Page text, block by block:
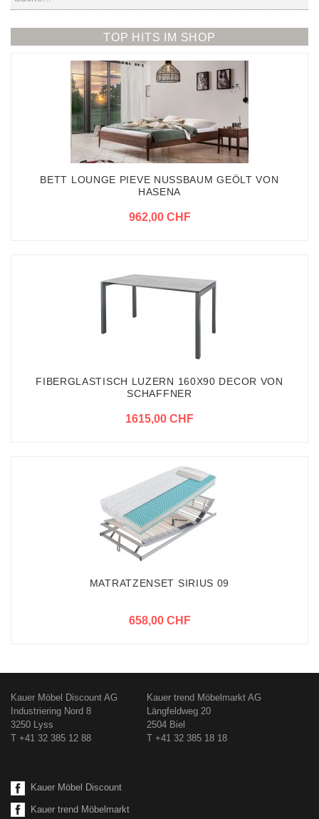
TOP HITS IM SHOP
BETT LOUNGE PIEVE NUSSBAUM GEÖLT VON
HASENA
962,00 CHF
FIBERGLASTISCH LUZERN 160X90 DECOR VON
SCHAFFNER
1615,00 CHF
MATRATZENSET SIRIUS 09
658,00 CHF
Kauer Möbel Discount AG
Industriering Nord 8
3250 Lyss
T +41 32 385 12 88
Kauer trend Möbelmarkt AG
Längfeldweg 20
2504 Biel
T +41 32 385 18 18
Kauer Möbel Discount
Kauer trend Möbelmarkt